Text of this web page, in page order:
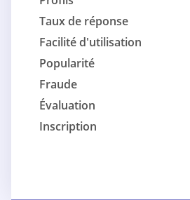
Taux de réponse
Facilité d'utilisation
Popularité
Fraude
Évaluation
Inscription